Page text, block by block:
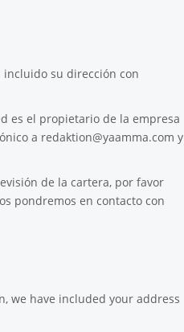
incluido su dirección con
es el propietario de la empresa
a redaktion@yaamma.com y
de la cartera, por favor
pondremos en contacto con
we have included your address